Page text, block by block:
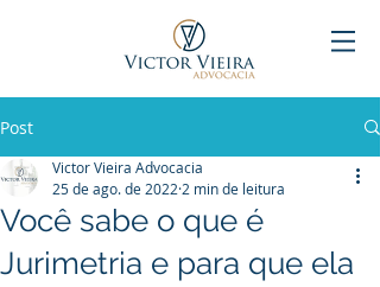
Post
Você sabe o que é
Jurimetria e para que ela
Victor Vieira Advocacia
25 de ago. de 2022 2 min de leitura